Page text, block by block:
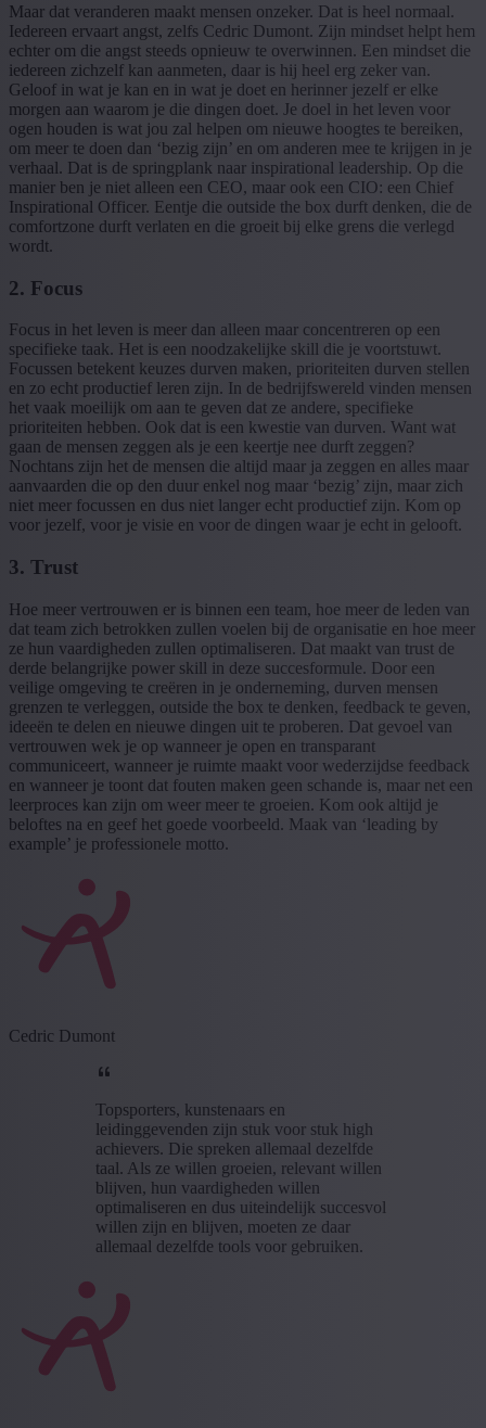
Maar dat veranderen maakt mensen onzeker. Dat is heel normaal.
Iedereen ervaart angst, zelfs Cedric Dumont. Zijn mindset helpt hem
echter om die angst steeds opnieuw te overwinnen. Een mindset die
iedereen zichzelf kan aanmeten, daar is hij heel erg zeker van.
Geloof in wat je kan en in wat je doet en herinner jezelf er elke
morgen aan waarom je die dingen doet. Je doel in het leven voor
ogen houden is wat jou zal helpen om nieuwe hoogtes te bereiken,
om meer te doen dan ‘bezig zijn’ en om anderen mee te krijgen in je
verhaal. Dat is de springplank naar inspirational leadership. Op die
manier ben je niet alleen een CEO, maar ook een CIO: een Chief
Inspirational Officer. Eentje die outside the box durft denken, die de
comfortzone durft verlaten en die groeit bij elke grens die verlegd
wordt.
2. Focus
Focus in het leven is meer dan alleen maar concentreren op een
specifieke taak. Het is een noodzakelijke skill die je voortstuwt.
Focussen betekent keuzes durven maken, prioriteiten durven stellen
en zo echt productief leren zijn. In de bedrijfswereld vinden mensen
het vaak moeilijk om aan te geven dat ze andere, specifieke
prioriteiten hebben. Ook dat is een kwestie van durven. Want wat
gaan de mensen zeggen als je een keertje nee durft zeggen?
Nochtans zijn het de mensen die altijd maar ja zeggen en alles maar
aanvaarden die op den duur enkel nog maar ‘bezig’ zijn, maar zich
niet meer focussen en dus niet langer echt productief zijn. Kom op
voor jezelf, voor je visie en voor de dingen waar je echt in gelooft.
3. Trust
Hoe meer vertrouwen er is binnen een team, hoe meer de leden van
dat team zich betrokken zullen voelen bij de organisatie en hoe meer
ze hun vaardigheden zullen optimaliseren. Dat maakt van trust de
derde belangrijke power skill in deze succesformule. Door een
veilige omgeving te creëren in je onderneming, durven mensen
grenzen te verleggen, outside the box te denken, feedback te geven,
ideeën te delen en nieuwe dingen uit te proberen. Dat gevoel van
vertrouwen wek je op wanneer je open en transparant
communiceert, wanneer je ruimte maakt voor wederzijdse feedback
en wanneer je toont dat fouten maken geen schande is, maar net een
leerproces kan zijn om weer meer te groeien. Kom ook altijd je
beloftes na en geef het goede voorbeeld. Maak van ‘leading by
example’ je professionele motto.
Cedric Dumont
Topsporters, kunstenaars en
leidinggevenden zijn stuk voor stuk high
achievers. Die spreken allemaal dezelfde
taal. Als ze willen groeien, relevant willen
blijven, hun vaardigheden willen
optimaliseren en dus uiteindelijk succesvol
willen zijn en blijven, moeten ze daar
allemaal dezelfde tools voor gebruiken.